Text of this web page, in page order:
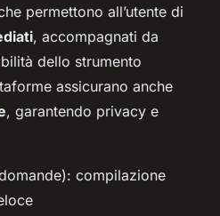
permettono all’utente di
, accompagnati da
dello strumento
assicurano anche
, garantendo privacy e
compilazione